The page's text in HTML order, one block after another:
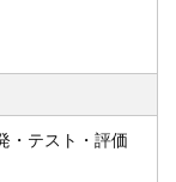
・テスト・評価